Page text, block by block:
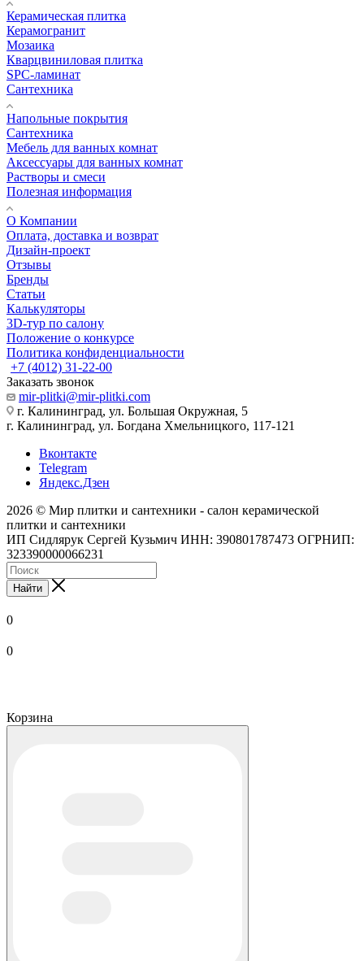
Керамическая плитка
Керамогранит
Мозаика
Кварцвиниловая плитка
SPC-ламинат
Сантехника
Напольные покрытия
Сантехника
Мебель для ванных комнат
Аксессуары для ванных комнат
Растворы и смеси
Полезная информация
О Компании
Оплата, доставка и возврат
Дизайн-проект
Отзывы
Бренды
Статьи
Калькуляторы
3D-тур по салону
Положение о конкурсе
Политика конфиденциальности
+7 (4012) 31-22-00
Заказать звонок
mir-plitki@mir-plitki.com
г. Калининград, ул. Большая Окружная, 5
г. Калининград, ул. Богдана Хмельницкого, 117-121
Вконтакте
Telegram
Яндекс.Дзен
2026 © Мир плитки и сантехники - салон керамической
плитки и сантехники
ИП Сидлярук Сергей Кузьмич ИНН: 390801787473 ОГРНИП:
323390000066231
Найти
0
0
Корзина